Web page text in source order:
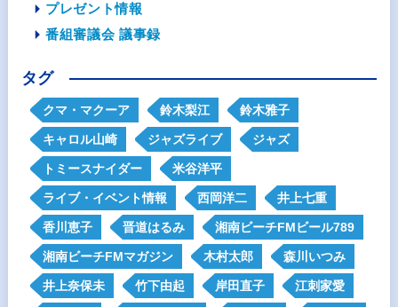
プレゼント情報
番組審議会 議事録
タグ
クマ・マクーア 鈴木梨江 鈴木雅子
キャロル山崎 ジャズライブ ジャズ
トミースナイダー 米谷洋平
ライブ・イベント情報 西岡洋二 井上七重
香川恵子 晋道はるみ 湘南ビーチFMビール789
湘南ビーチFMマガジン 木村太郎 森川いつみ
井上奈保未 竹下由起 岸田直子 江刺家愛